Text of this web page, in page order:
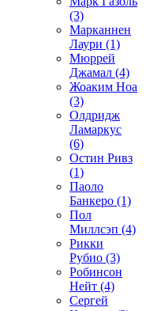
(3)
Марканнен
Лаури (1)
Мюррей
Джамал (4)
Жоаким Ноа
(3)
Олдридж
Ламаркус
(6)
Остин Ривз
(1)
Паоло
Банкеро (1)
Пол
Миллсэп (4)
Рикки
Рубио (3)
Робинсон
Нейт (4)
Сергей